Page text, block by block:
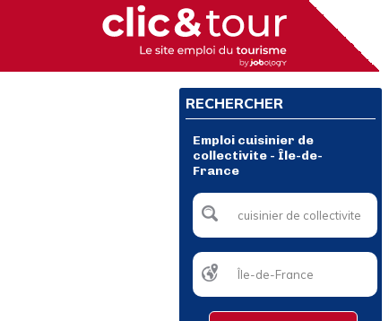
RECHERCHER
Emploi cuisinier de
collectivite - Île-de-
France